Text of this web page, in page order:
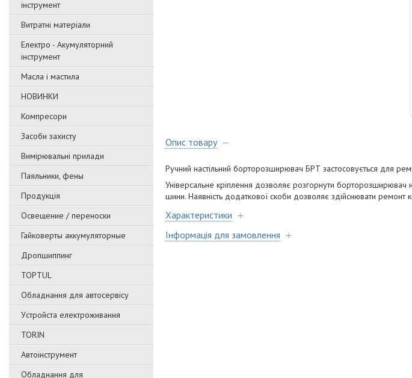
інструмент
Витратні матеріали
Електро - Акумуляторний
інструмент
Масла і мастила
НОВИНКИ
Компресори
Засоби захисту
Вимірювальні прилади
Паяльники, фены
Продукція
Освещение / переноски
Гайковерты аккумуляторные
Дропшиппинг
TOPTUL
Обладнання для автосервісу
Уcтpoйстa елeктpoживання
TORIN
Автоінструмент
Обладнання для
Опис товару
Ручний настільний борторозширювач БРТ застосовується для
Універсальне кріплення дозволяє розгорнути борторозширювач
шини. Наявність додаткової скоби дозволяє здійснювати ремонт
Характеристики
Інформація для замовлення